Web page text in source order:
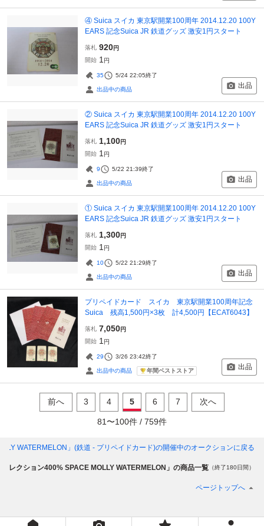
④ Suica スイカ 東京駅開業100周年 2014.12.20 100Y
EARS 記念Suica JR 鉄道グッズ 激安1円スタート
落札 920円
開始 1 円
35 5/24 22:05終了
出品中の商品 出品
② Suica スイカ 東京駅開業100周年 2014.12.20 100Y
EARS 記念Suica JR 鉄道グッズ 激安1円スタート
落札 1,100円
開始 1 円
9 5/22 21:39終了
出品中の商品 出品
① Suica スイカ 東京駅開業100周年 2014.12.20 100Y
EARS 記念Suica JR 鉄道グッズ 激安1円スタート
落札 1,300円
開始 1 円
10 5/22 21:29終了
出品中の商品 出品
プリペイドカード スイカ 東京駅開業100周年記念
Suica 残高1,500円×3枚 計4,500円【ECAT6043】
落札 7,050円
開始 1 円
29 3/26 23:42終了
出品中の商品 年間ベストストア 出品
前へ 3 4 5 6 7 次へ
81 〜100件 / 759件
WATERMELON」(鉄道 - プリペイドカード)の開催中のオークションに戻る
レクション400% SPACE MOLLY WATERMELON」の商品一覧 （終了180日間）
ページトップへ